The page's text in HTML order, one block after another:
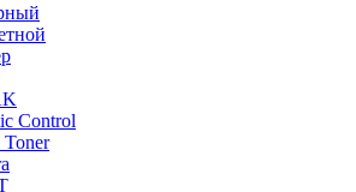
Control